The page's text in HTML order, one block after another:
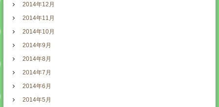
2014年12月
2014年11月
2014年10月
2014年9月
2014年8月
2014年7月
2014年6月
2014年5月